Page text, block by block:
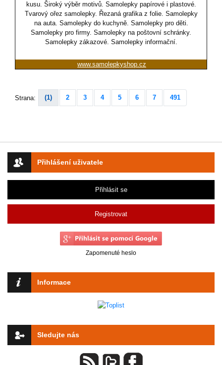
Přihlášení uživatele
Přihlásit se
Registrovat
Zapomenuté heslo
Informace
Sledujte nás
kusu. Široký výběr motivů. Samolepky papírové i plastové.
Tvarový ořez samolepky. Řezaná grafika z folie. Samolepky
na auta. Samolepky do kuchyně. Samolepky pro děti.
Samolepky pro firmy. Samolepky na poštovní schránky.
Samolepky zákazové. Samolepky informační.
www.samolepkyshop.cz
Strana: (1) 2 3 4 5 6 7 491